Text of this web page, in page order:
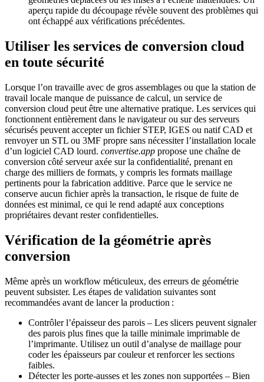
aperçu rapide du découpage révèle souvent des problèmes qui
ont échappé aux vérifications précédentes.
Utiliser les services de conversion cloud
en toute sécurité
Lorsque l’on travaille avec de gros assemblages ou que la station de
travail locale manque de puissance de calcul, un service de
conversion cloud peut être une alternative pratique. Les services qui
fonctionnent entièrement dans le navigateur ou sur des serveurs
sécurisés peuvent accepter un fichier STEP, IGES ou natif CAD et
renvoyer un STL ou 3MF propre sans nécessiter l’installation locale
d’un logiciel CAD lourd. convertise.app propose une chaîne de
conversion côté serveur axée sur la confidentialité, prenant en
charge des milliers de formats, y compris les formats maillage
pertinents pour la fabrication additive. Parce que le service ne
conserve aucun fichier après la transaction, le risque de fuite de
données est minimal, ce qui le rend adapté aux conceptions
propriétaires devant rester confidentielles.
Vérification de la géométrie après
conversion
Même après un workflow méticuleux, des erreurs de géométrie
peuvent subsister. Les étapes de validation suivantes sont
recommandées avant de lancer la production :
Contrôler l’épaisseur des parois – Les slicers peuvent signaler
des parois plus fines que la taille minimale imprimable de
l’imprimante. Utilisez un outil d’analyse de maillage pour
coder les épaisseurs par couleur et renforcer les sections
faibles.
Détecter les porte‑ausses et les zones non supportées – Bien